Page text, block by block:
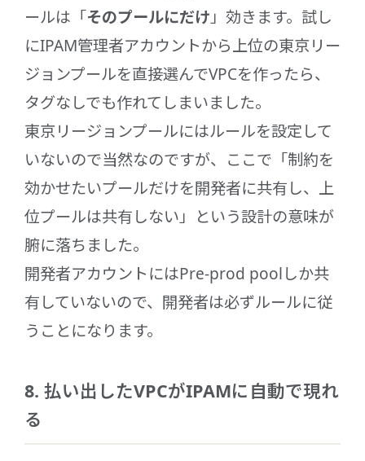
ールは「そのプールにだけ」効きます。試し
にIPAM管理者アカウントから上位の東京リー
ジョンプールを直接選んでVPCを作ったら、
タグなしでも作れてしまいました。
東京リージョンプールにはルールを設定して
いないので当然なのですが、ここで「制約を
効かせたいプールだけを開発者に共有し、上
位プールは共有しない」という設計の意味が
腑に落ちました。
開発者アカウントにはPre-prod poolしか共
有していないので、開発者は必ずルールに従
うことになります。
8. 払い出したVPCがIPAMに自動で現れ
る